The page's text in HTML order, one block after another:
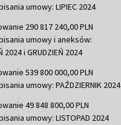
umowy: LIPIEC 2024
290 817 240,00 PLN
umowy i aneksów:
2024 i GRUDZIEŃ 2024
539 800 000,00 PLN
umowy: PAŹDZIERNIK 2024
49 848 800,00 PLN
umowy: LISTOPAD 2024